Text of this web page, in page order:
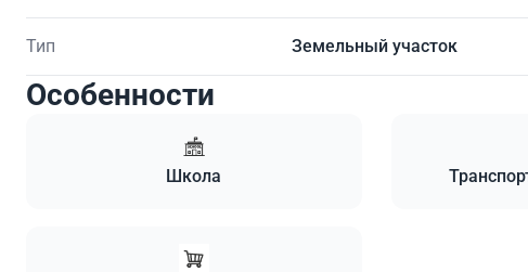
Тип Земельный участок
Особенности
Школа